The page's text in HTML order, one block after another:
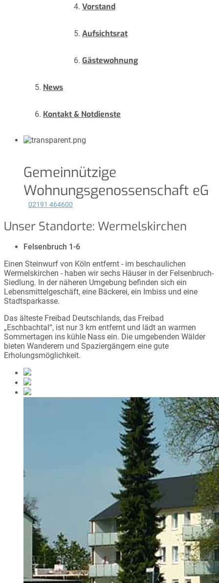
Vorstand
Aufsichtsrat
Gästewohnung
News
Kontakt & Notdienste
Gemeinnützige
Wohnungsgenossenschaft eG
02191 464600
Unser Standorte: Wermelskirchen
Felsenbruch 1-6
Einen Steinwurf von Köln entfernt - im beschaulichen
Wermelskirchen - haben wir sechs Häuser in der Felsenbruch-
Siedlung. In der näheren Umgebung befinden sich ein
Lebensmittelgeschäft, eine Bäckerei, ein Imbiss und eine
Stadtsparkasse.
Das älteste Freibad Deutschlands, das Freibad
„Eschbachtal“, ist nur 3 km entfernt und lädt an warmen
Sommertagen ins kühle Nass ein. Die umgebenden Wälder
bieten Wanderern und Spaziergängern eine gute
Erholungsmöglichkeit.